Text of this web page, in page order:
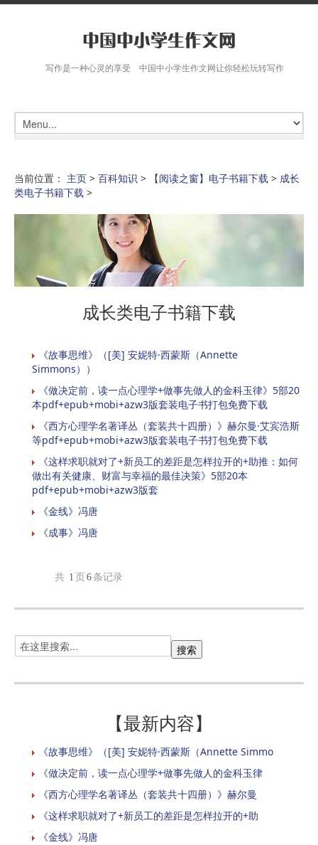
写作是一种心灵的享受 中国中小学生作文网让你轻松玩转写作
当前位置： 主页 > 百科知识 > 【阅读之窗】电子书籍下载 > 成长
类电子书籍下载 >
成长类电子书籍下载
《故事思维》（[美] 安妮特·西蒙斯（Annette
Simmons））
《做决定前，读一点心理学+做事先做人的金科玉律》5部20
本pdf+epub+mobi+azw3版套装电子书打包免费下载
《西方心理学名著译丛（套装共十四册）》赫尔曼·艾宾浩斯
等pdf+epub+mobi+azw3版套装电子书打包免费下载
《这样求职就对了+新员工的差距是怎样拉开的+助推：如何
做出有关健康、财富与幸福的最佳决策》5部20本
pdf+epub+mobi+azw3版套
《金线》冯唐
《成事》冯唐
共 1 页 6 条记录
【最新内容】
《故事思维》（[美] 安妮特·西蒙斯（Annette Simmo
《做决定前，读一点心理学+做事先做人的金科玉律
《西方心理学名著译丛（套装共十四册）》赫尔曼
《这样求职就对了+新员工的差距是怎样拉开的+助
《金线》冯唐